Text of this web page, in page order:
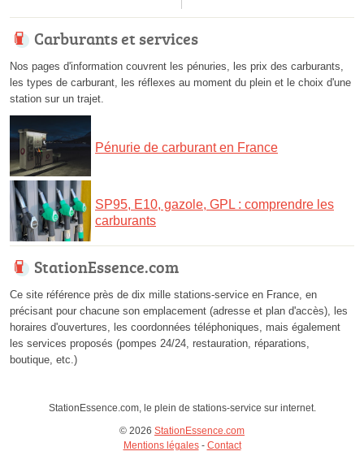
Carburants et services
Nos pages d'information couvrent les pénuries, les prix des carburants,
les types de carburant, les réflexes au moment du plein et le choix d'une
station sur un trajet.
Pénurie de carburant en France
SP95, E10, gazole, GPL : comprendre les
carburants
StationEssence.com
Ce site référence près de dix mille stations-service en France, en
précisant pour chacune son emplacement (adresse et plan d'accès), les
horaires d'ouvertures, les coordonnées téléphoniques, mais également
les services proposés (pompes 24/24, restauration, réparations,
boutique, etc.)
StationEssence.com, le plein de stations-service sur internet.
© 2026 StationEssence.com
Mentions légales- Contact